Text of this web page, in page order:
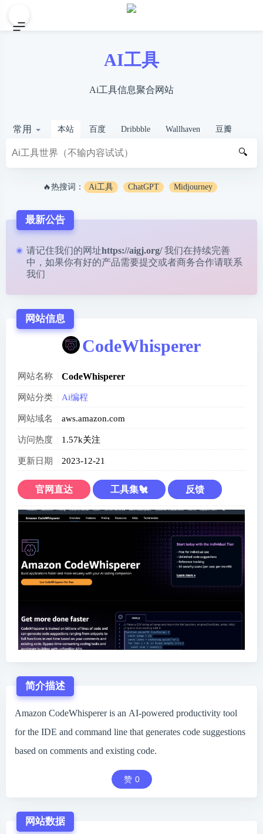
AI工具
Ai工具信息聚合网站
常用 本站 百度 Dribbble Wallhaven 豆瓣
🔍
🔥热搜词： Ai工具 ChatGPT Midjourney
最新公告
请记住我们的网址https://aigj.org/ 我们在持续完善
中，如果你有好的产品需要提交或者商务合作请联系
我们
网站信息
CodeWhisperer
网站名称 CodeWhisperer
网站分类 Ai编程
网站域名 aws.amazon.com
访问热度 1.57k关注
更新日期 2023-12-21
官网直达 工具集🐔 反馈
简介描述
Amazon CodeWhisperer is an AI-powered productivity tool
for the IDE and command line that generates code suggestions
based on comments and existing code.
赞 0
网站数据